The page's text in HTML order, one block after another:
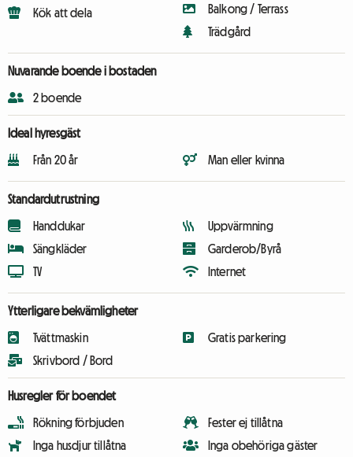
Kök att dela
Balkong / Terrass
Trädgård
Nuvarande boende i bostaden
2 boende
Ideal hyresgäst
Från 20 år Man eller kvinna
Standardutrustning
Handdukar
Sängkläder
TV
Uppvärmning
Garderob/Byrå
Internet
Ytterligare bekvämligheter
Tvättmaskin
Skrivbord / Bord
Gratis parkering
Husregler för boendet
Rökning förbjuden
Inga husdjur tillåtna
Fester ej tillåtna
Inga obehöriga gäster